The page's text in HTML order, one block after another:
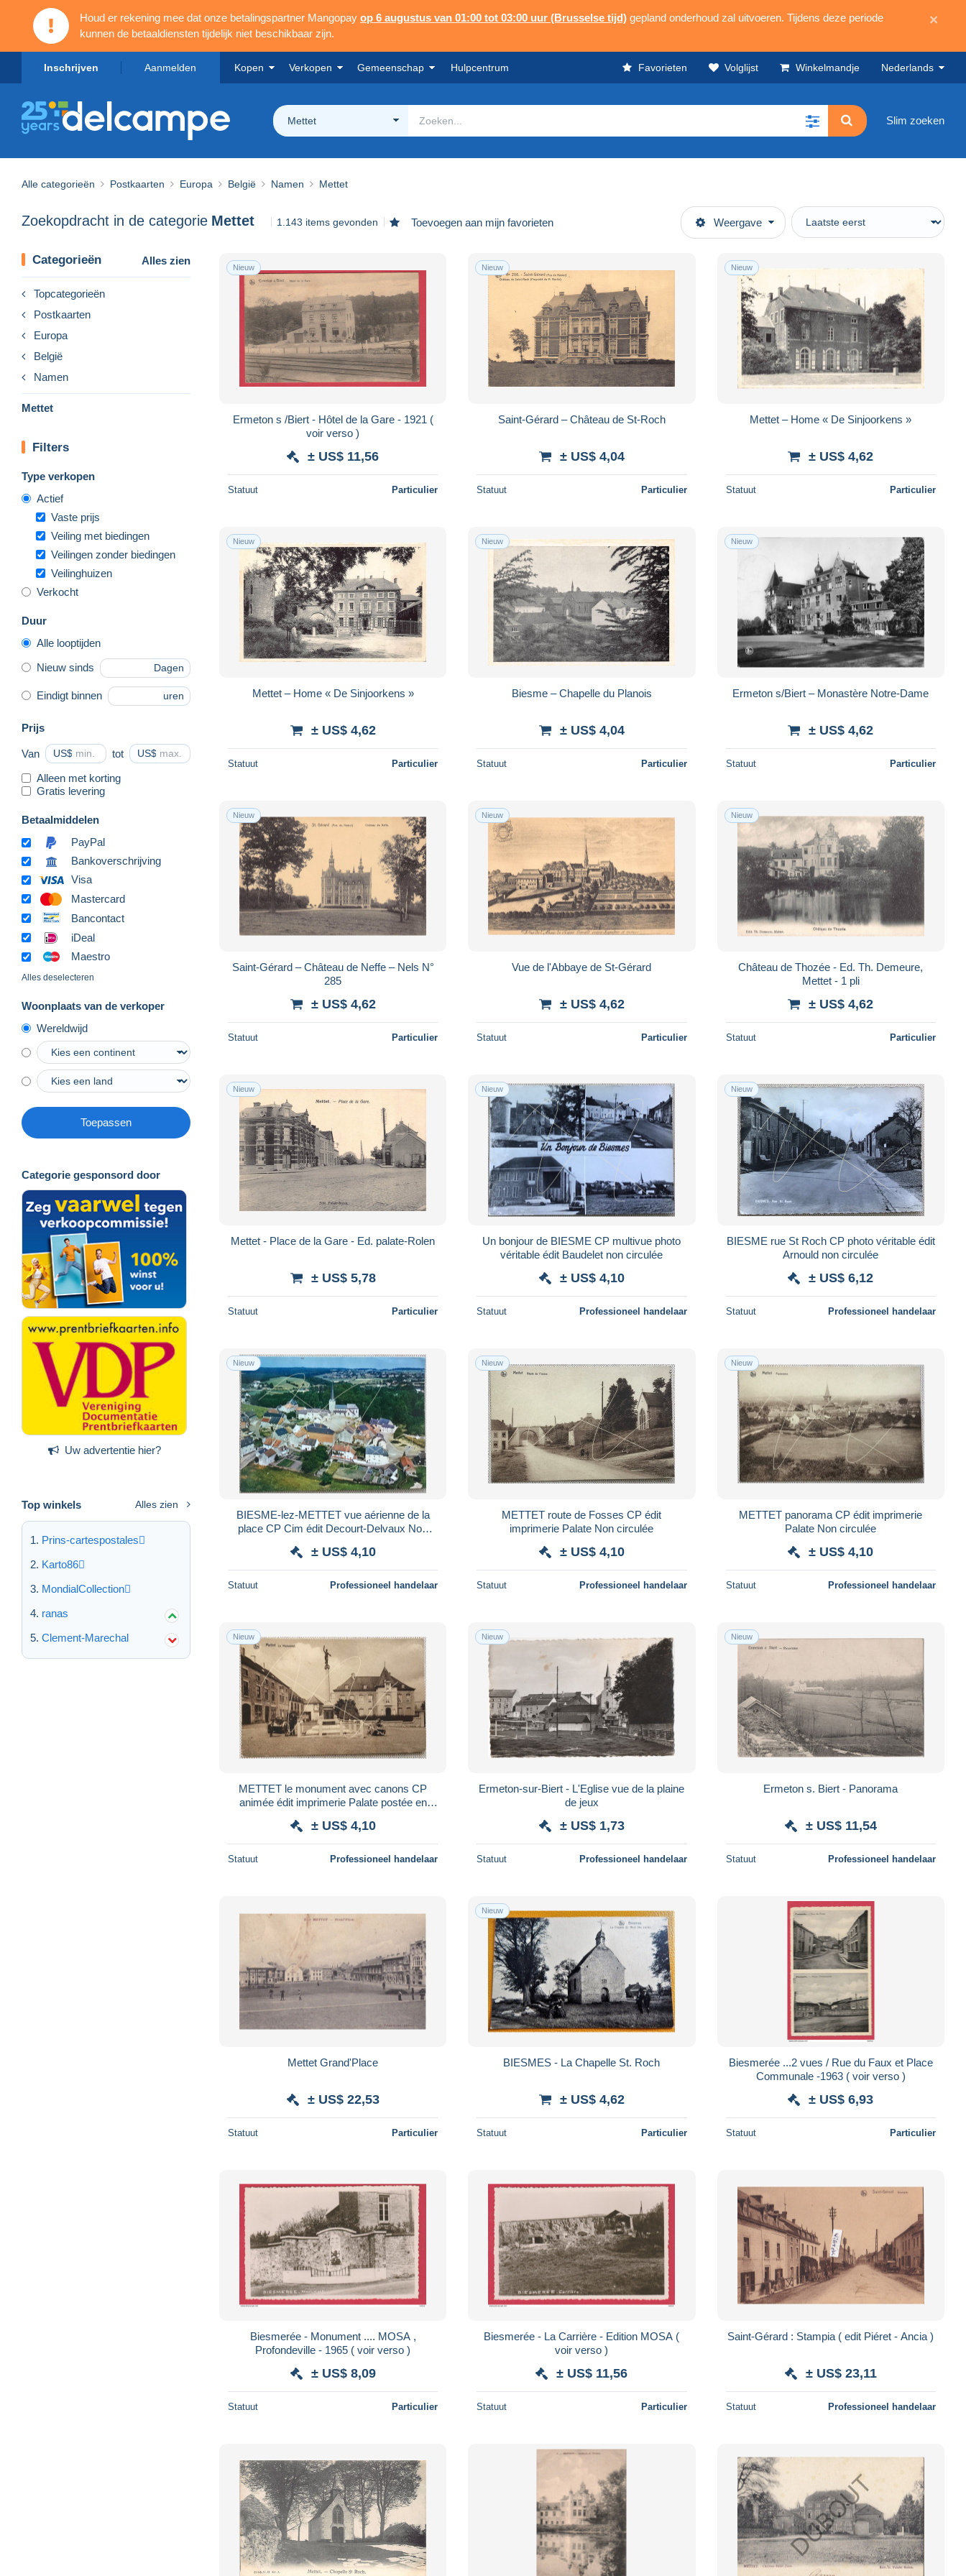
Houd er rekening mee dat onze betalingspartner Mangopay op 6 augustus van 01:00 tot 03:00 uur (Brusselse tijd) gepland onderhoud zal uitvoeren. Tijdens deze periode
kunnen de betaaldiensten tijdelijk niet beschikbaar zijn.
×
Inschrijven Aanmelden Kopen Verkopen Gemeenschap Hulpcentrum Favorieten Volglijst Winkelmandje Nederlands
Mettet Slim zoeken
Alle categorieën Postkaarten Europa België Namen Mettet
Zoekopdracht in de categorie Mettet 1.143 items gevonden Toevoegen aan mijn favorieten Weergave
Categorieën Alles zien
Topcategorieën
Postkaarten
Europa
België
Namen
Mettet
Filters
Type verkopen
Actief
Vaste prijs
Veiling met biedingen
Veilingen zonder biedingen
Veilinghuizen
Verkocht
Duur
Alle looptijden
Nieuw sinds Dagen
Eindigt binnen uren
Prijs
Van US$ tot US$
Alleen met korting
Gratis levering
Betaalmiddelen
PayPal
Bankoverschrijving
Visa
Mastercard
Bancontact
iDeal
Maestro
Alles deselecteren
Woonplaats van de verkoper
Wereldwijd
Toepassen
Categorie gesponsord door
Uw advertentie hier?
Top winkels Alles zien
Prins-cartespostales
Karto86
MondialCollection
ranas
Clement-Marechal
Nieuw
Ermeton s /Biert - Hôtel de la Gare - 1921 (
voir verso )
± US$ 11,56
Statuut Particulier
Nieuw
Saint-Gérard – Château de St-Roch
± US$ 4,04
Statuut Particulier
Nieuw
Mettet – Home « De Sinjoorkens »
± US$ 4,62
Statuut Particulier
Nieuw
Mettet – Home « De Sinjoorkens »
± US$ 4,62
Statuut Particulier
Nieuw
Biesme – Chapelle du Planois
± US$ 4,04
Statuut Particulier
Nieuw
Ermeton s/Biert – Monastère Notre-Dame
± US$ 4,62
Statuut Particulier
Nieuw
Saint-Gérard – Château de Neffe – Nels N°
285
± US$ 4,62
Statuut Particulier
Nieuw
Vue de l'Abbaye de St-Gérard
± US$ 4,62
Statuut Particulier
Nieuw
Château de Thozée - Ed. Th. Demeure,
Mettet - 1 pli
± US$ 4,62
Statuut Particulier
Nieuw
Mettet - Place de la Gare - Ed. palate-Rolen
± US$ 5,78
Statuut Particulier
Nieuw
Un bonjour de BIESME CP multivue photo
véritable édit Baudelet non circulée
± US$ 4,10
Statuut Professioneel handelaar
Nieuw
BIESME rue St Roch CP photo véritable édit
Arnould non circulée
± US$ 6,12
Statuut Professioneel handelaar
Nieuw
BIESME-lez-METTET vue aérienne de la
place CP Cim édit Decourt-Delvaux Non
± US$ 4,10
Statuut Professioneel handelaar
Nieuw
METTET route de Fosses CP édit
imprimerie Palate Non circulée
± US$ 4,10
Statuut Professioneel handelaar
Nieuw
METTET panorama CP édit imprimerie
Palate Non circulée
± US$ 4,10
Statuut Professioneel handelaar
Nieuw
METTET le monument avec canons CP
animée édit imprimerie Palate postée en
± US$ 4,10
Statuut Professioneel handelaar
Nieuw
Ermeton-sur-Biert - L'Eglise vue de la plaine
de jeux
± US$ 1,73
Statuut Professioneel handelaar
Nieuw
Ermeton s. Biert - Panorama
± US$ 11,54
Statuut Professioneel handelaar
Mettet Grand'Place
± US$ 22,53
Statuut Particulier
Nieuw
BIESMES - La Chapelle St. Roch
± US$ 4,62
Statuut Particulier
Biesmerée ...2 vues / Rue du Faux et Place
Communale -1963 ( voir verso )
± US$ 6,93
Statuut Particulier
Biesmerée - Monument .... MOSA ,
Profondeville - 1965 ( voir verso )
± US$ 8,09
Statuut Particulier
Biesmerée - La Carrière - Edition MOSA (
voir verso )
± US$ 11,56
Statuut Particulier
Saint-Gérard : Stampia ( edit Piéret - Ancia )
± US$ 23,11
Statuut Professioneel handelaar